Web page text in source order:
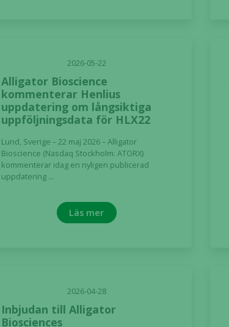
2026-05-22
Alligator Bioscience
kommenterar Henlius
uppdatering om långsiktiga
uppföljningsdata för HLX22
Lund, Sverige – 22 maj 2026 – Alligator
Bioscience (Nasdaq Stockholm: ATORX)
kommenterar idag en nyligen publicerad
uppdatering ...
Läs mer
2026-04-28
Inbjudan till Alligator
Biosciences